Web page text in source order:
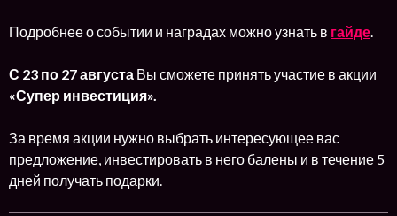
Подробнее о событии и наградах можно узнать в гайде.
С 23 по 27 августа Вы сможете принять участие в акции
«Супер инвестиция».
За время акции нужно выбрать интересующее вас
предложение, инвестировать в него балены и в течение 5
дней получать подарки.